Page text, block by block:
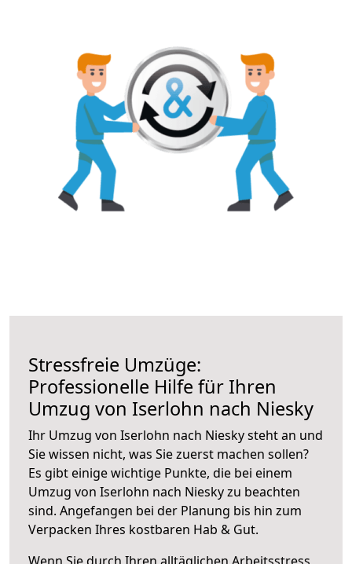
Stressfreie Umzüge:
Professionelle Hilfe für Ihren
Umzug von Iserlohn nach Niesky
Ihr Umzug von Iserlohn nach Niesky steht an und
Sie wissen nicht, was Sie zuerst machen sollen?
Es gibt einige wichtige Punkte, die bei einem
Umzug von Iserlohn nach Niesky zu beachten
sind. Angefangen bei der Planung bis hin zum
Verpacken Ihres kostbaren Hab & Gut.